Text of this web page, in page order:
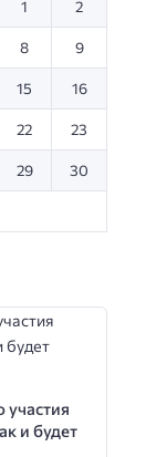
1 2
8 9
15 16
22 23
29 30
участия
и будет